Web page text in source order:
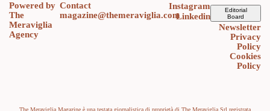
Powered by
The
Meraviglia
Agency
Contact
magazine@themeraviglia.com
Instagram
Linkedin
Editorial
Board
Newsletter
Privacy
Policy
Cookies
Policy
The Meraviglia Magazine è una testata giornalistica di proprietà di The Meraviglia Srl registrata